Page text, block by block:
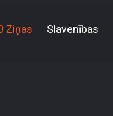
Ziņas Slavenības